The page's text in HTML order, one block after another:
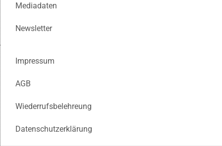
Mediadaten
Newsletter
Impressum
AGB
Wiederrufsbelehreung
Datenschutzerklärung